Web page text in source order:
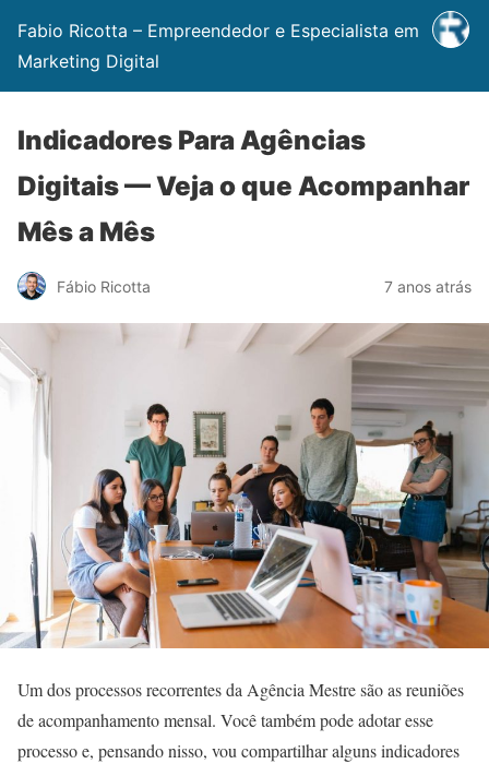
Fabio Ricotta – Empreendedor e Especialista em
Marketing Digital
Indicadores Para Agências
Digitais — Veja o que Acompanhar
Mês a Mês
Fábio Ricotta 7 anos atrás
Um dos processos recorrentes da Agência Mestre são as reuniões
de acompanhamento mensal. Você também pode adotar esse
processo e, pensando nisso, vou compartilhar alguns indicadores